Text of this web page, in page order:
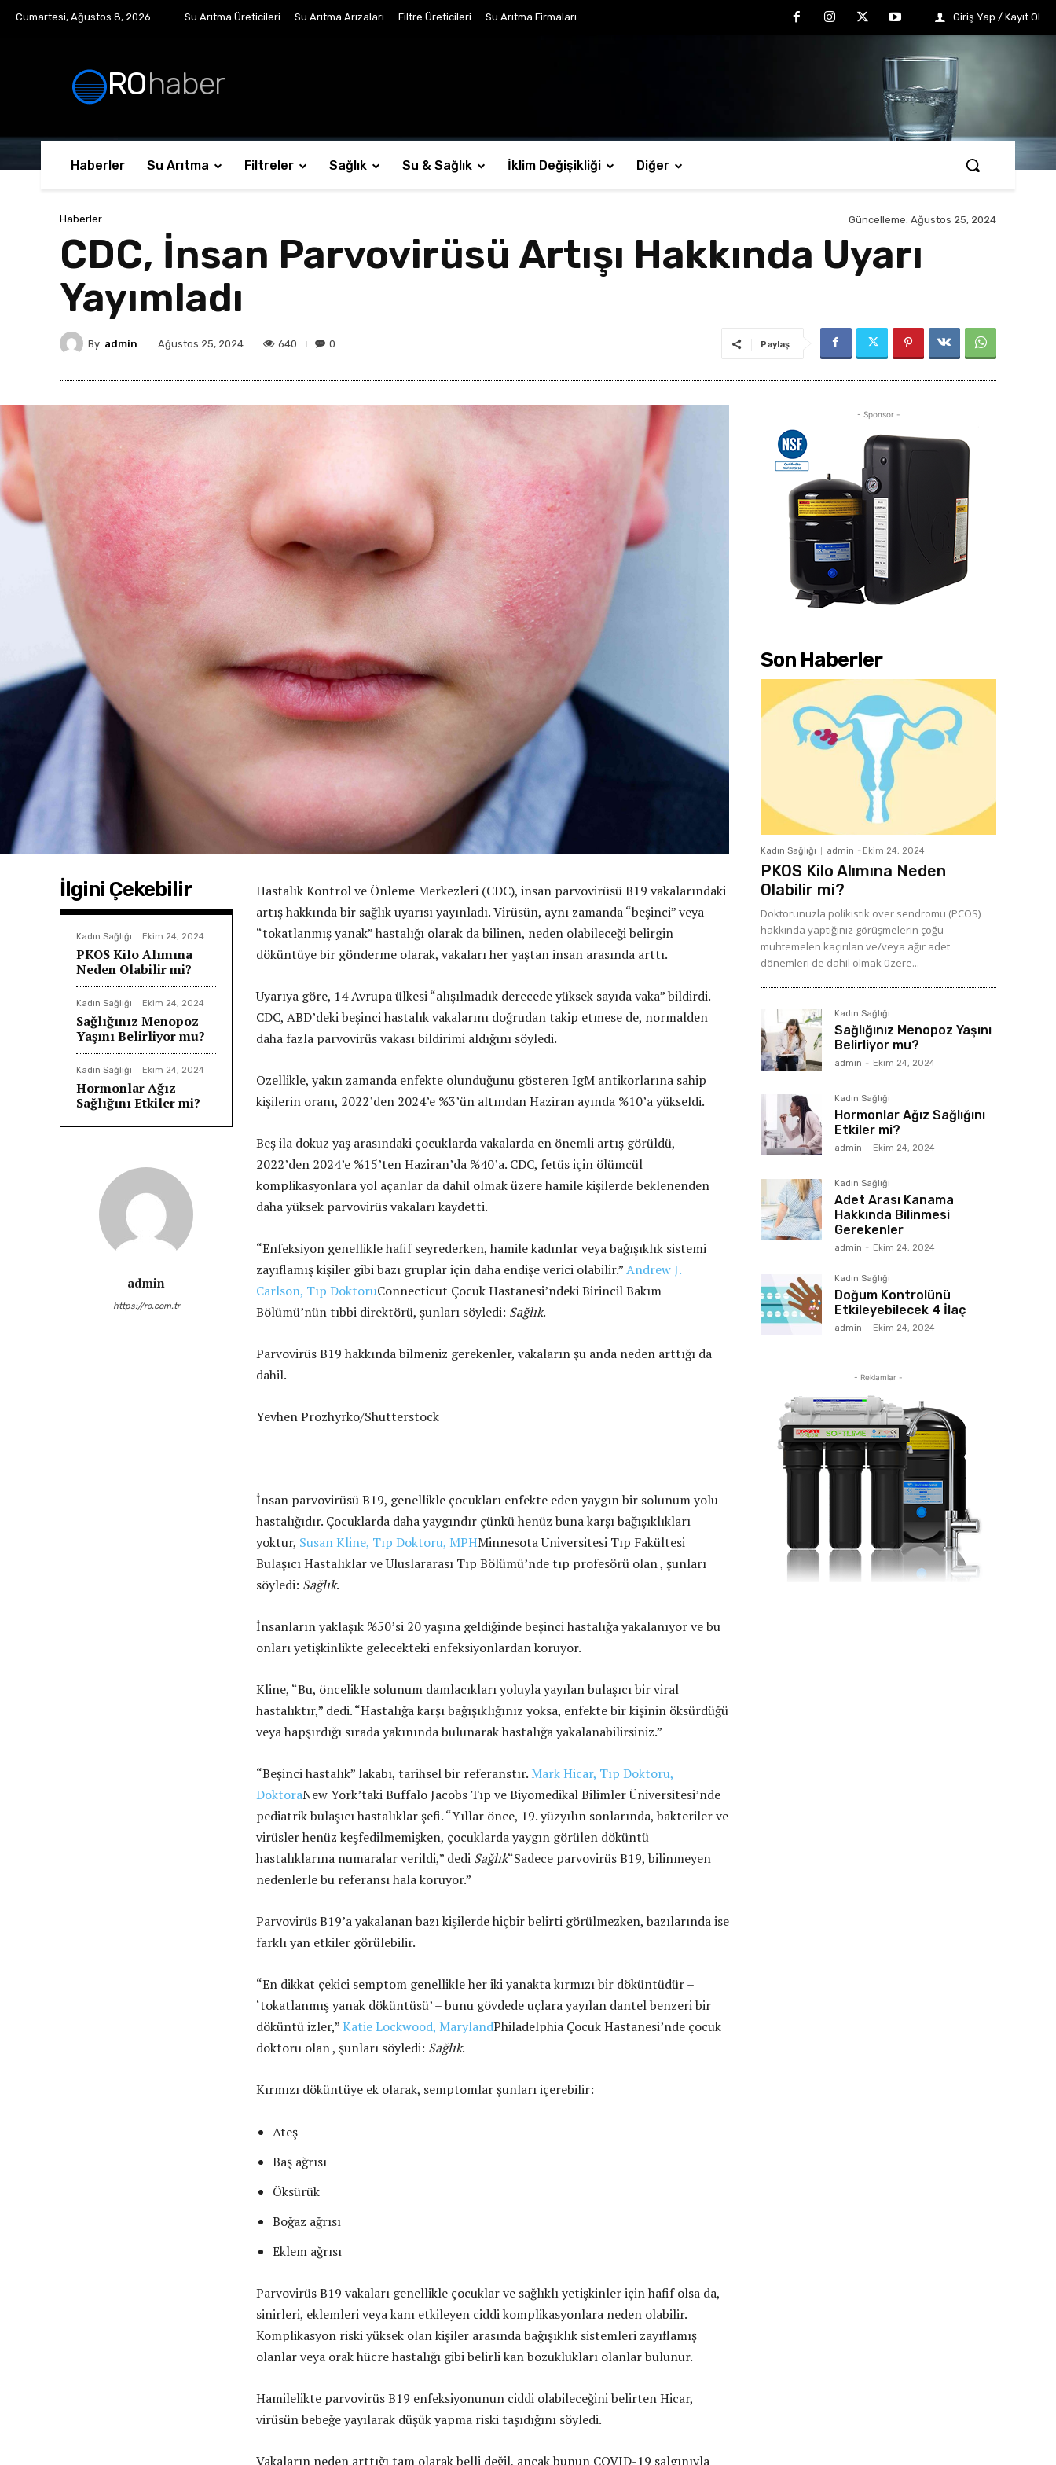
Cumartesi, Ağustos 8, 2026 Su Arıtma Üreticileri Su Arıtma Arızaları Filtre Üreticileri Su Arıtma Firmaları Giriş Yap / Kayıt Ol
ROhaber
Haberler Su Arıtma Filtreler Sağlık Su & Sağlık İklim Değişikliği Diğer
Haberler Güncelleme: Ağustos 25, 2024
CDC, İnsan Parvovirüsü Artışı Hakkında Uyarı
Yayımladı
By admin Ağustos 25, 2024 640 0 Paylaş
İlgini Çekebilir
Kadın Sağlığı Ekim 24, 2024
PKOS Kilo Alımına
Neden Olabilir mi?
Kadın Sağlığı Ekim 24, 2024
Sağlığınız Menopoz
Yaşını Belirliyor mu?
Kadın Sağlığı Ekim 24, 2024
Hormonlar Ağız
Sağlığını Etkiler mi?
admin
https://ro.com.tr
Hastalık Kontrol ve Önleme Merkezleri (CDC), insan parvovirüsü B19 vakalarındaki
artış hakkında bir sağlık uyarısı yayınladı. Virüsün, aynı zamanda “beşinci” veya
“tokatlanmış yanak” hastalığı olarak da bilinen, neden olabileceği belirgin
döküntüye bir gönderme olarak, vakaları her yaştan insan arasında arttı.
Uyarıya göre, 14 Avrupa ülkesi “alışılmadık derecede yüksek sayıda vaka” bildirdi.
CDC, ABD’deki beşinci hastalık vakalarını doğrudan takip etmese de, normalden
daha fazla parvovirüs vakası bildirimi aldığını söyledi.
Özellikle, yakın zamanda enfekte olunduğunu gösteren IgM antikorlarına sahip
kişilerin oranı, 2022’den 2024’e %3’ün altından Haziran ayında %10’a yükseldi.
Beş ila dokuz yaş arasındaki çocuklarda vakalarda en önemli artış görüldü,
2022’den 2024’e %15’ten Haziran’da %40’a. CDC, fetüs için ölümcül
komplikasyonlara yol açanlar da dahil olmak üzere hamile kişilerde beklenenden
daha yüksek parvovirüs vakaları kaydetti.
“Enfeksiyon genellikle hafif seyrederken, hamile kadınlar veya bağışıklık sistemi
zayıflamış kişiler gibi bazı gruplar için daha endişe verici olabilir.”Andrew J.
Carlson, Tıp DoktoruConnecticut Çocuk Hastanesi’ndeki Birincil Bakım
Bölümü’nün tıbbi direktörü, şunları söyledi: Sağlık.
Parvovirüs B19 hakkında bilmeniz gerekenler, vakaların şu anda neden arttığı da
dahil.
Yevhen Prozhyrko/Shutterstock
İnsan parvovirüsü B19, genellikle çocukları enfekte eden yaygın bir solunum yolu
hastalığıdır. Çocuklarda daha yaygındır çünkü henüz buna karşı bağışıklıkları
yoktur, Susan Kline, Tıp Doktoru, MPHMinnesota Üniversitesi Tıp Fakültesi
Bulaşıcı Hastalıklar ve Uluslararası Tıp Bölümü’nde tıp profesörü olan , şunları
söyledi: Sağlık.
İnsanların yaklaşık %50’si 20 yaşına geldiğinde beşinci hastalığa yakalanıyor ve bu
onları yetişkinlikte gelecekteki enfeksiyonlardan koruyor.
Kline, “Bu, öncelikle solunum damlacıkları yoluyla yayılan bulaşıcı bir viral
hastalıktır,” dedi. “Hastalığa karşı bağışıklığınız yoksa, enfekte bir kişinin öksürdüğü
veya hapşırdığı sırada yakınında bulunarak hastalığa yakalanabilirsiniz.”
“Beşinci hastalık” lakabı, tarihsel bir referanstır. Mark Hicar, Tıp Doktoru,
DoktoraNew York’taki Buffalo Jacobs Tıp ve Biyomedikal Bilimler Üniversitesi’nde
pediatrik bulaşıcı hastalıklar şefi. “Yıllar önce, 19. yüzyılın sonlarında, bakteriler ve
virüsler henüz keşfedilmemişken, çocuklarda yaygın görülen döküntü
hastalıklarına numaralar verildi,” dedi Sağlık“Sadece parvovirüs B19, bilinmeyen
nedenlerle bu referansı hala koruyor.”
Parvovirüs B19’a yakalanan bazı kişilerde hiçbir belirti görülmezken, bazılarında ise
farklı yan etkiler görülebilir.
“En dikkat çekici semptom genellikle her iki yanakta kırmızı bir döküntüdür –
‘tokatlanmış yanak döküntüsü’ – bunu gövdede uçlara yayılan dantel benzeri bir
döküntü izler,”Katie Lockwood, MarylandPhiladelphia Çocuk Hastanesi’nde çocuk
doktoru olan , şunları söyledi: Sağlık.
Kırmızı döküntüye ek olarak, semptomlar şunları içerebilir:
Ateş
Baş ağrısı
Öksürük
Boğaz ağrısı
Eklem ağrısı
Parvovirüs B19 vakaları genellikle çocuklar ve sağlıklı yetişkinler için hafif olsa da,
sinirleri, eklemleri veya kanı etkileyen ciddi komplikasyonlara neden olabilir.
Komplikasyon riski yüksek olan kişiler arasında bağışıklık sistemleri zayıflamış
olanlar veya orak hücre hastalığı gibi belirli kan bozuklukları olanlar bulunur.
Hamilelikte parvovirüs B19 enfeksiyonunun ciddi olabileceğini belirten Hicar,
virüsün bebeğe yayılarak düşük yapma riski taşıdığını söyledi.
Vakaların neden arttığı tam olarak belli değil, ancak bunun COVID-19 salgınıyla
- Sponsor -
Son Haberler
Kadın Sağlığı admin - Ekim 24, 2024
PKOS Kilo Alımına Neden
Olabilir mi?
Doktorunuzla polikistik over sendromu (PCOS)
hakkında yaptığınız görüşmelerin çoğu
muhtemelen kaçırılan ve/veya ağır adet
dönemleri de dahil olmak üzere...
Kadın Sağlığı
Sağlığınız Menopoz Yaşını
Belirliyor mu?
admin - Ekim 24, 2024
Kadın Sağlığı
Hormonlar Ağız Sağlığını
Etkiler mi?
admin - Ekim 24, 2024
Kadın Sağlığı
Adet Arası Kanama
Hakkında Bilinmesi
Gerekenler
admin - Ekim 24, 2024
Kadın Sağlığı
Doğum Kontrolünü
Etkileyebilecek 4 İlaç
admin - Ekim 24, 2024
- Reklamlar -